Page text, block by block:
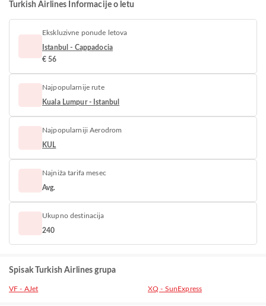
Turkish Airlines Informacije o letu
Ekskluzivne ponude letova
Istanbul - Cappadocia
€ 56
Najpopularnije rute
Kuala Lumpur - Istanbul
Najpopularniji Aerodrom
KUL
Najniža tarifa mesec
Avg.
Ukupno destinacija
240
Spisak Turkish Airlines grupa
VF - AJet XQ - SunExpress